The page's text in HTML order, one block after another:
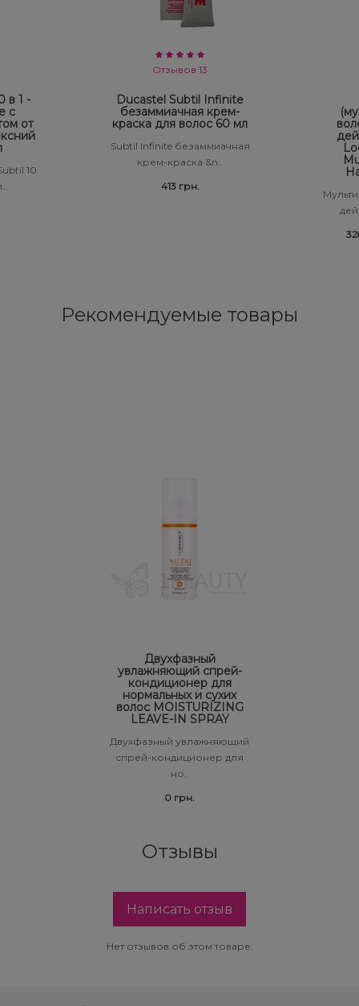
в 1 -
с
от
10
Отзывов 13
Ducastel Subtil Infinite
безаммиачная крем-
краска для волос 60 мл
Subtil Infinite безаммиачная
крем-краска &n..
413 грн.
Рекомендуемые товары
Двухфазный
увлажняющий спрей-
кондиционер для
нормальных и сухих
волос MOISTURIZING
LEAVE-IN SPRAY
Двухфазный увлажняющий
спрей-кондиционер для
но..
0 грн.
Отзывы
Написать отзыв
Нет отзывов об этом товаре.